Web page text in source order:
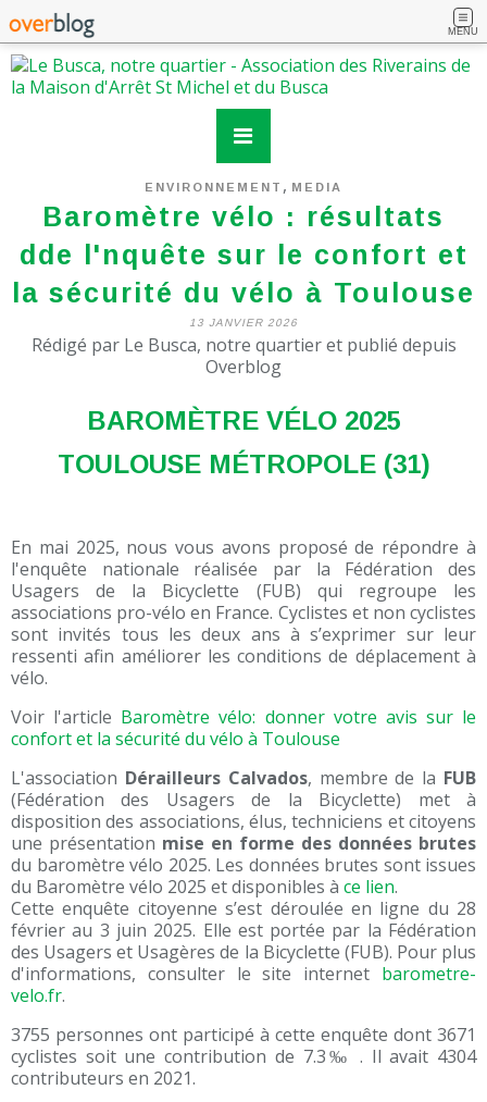
MENU
ENVIRONNEMENT , MEDIA
Baromètre vélo : résultats
dde l'nquête sur le confort et
la sécurité du vélo à Toulouse
13 JANVIER 2026
Rédigé par Le Busca, notre quartier et publié depuis
Overblog
BAROMÈTRE VÉLO 2025
TOULOUSE MÉTROPOLE (31)
En mai 2025, nous vous avons proposé de répondre à
l'enquête nationale réalisée par la Fédération des
Usagers de la Bicyclette (FUB) qui regroupe les
associations pro-vélo en France. Cyclistes et non cyclistes
sont invités tous les deux ans à s’exprimer sur leur
ressenti afin améliorer les conditions de déplacement à
vélo.
Voir l'article Baromètre vélo: donner votre avis sur le
confort et la sécurité du vélo à Toulouse
L'association Dérailleurs Calvados, membre de la FUB
(Fédération des Usagers de la Bicyclette) met à
disposition des associations, élus, techniciens et citoyens
une présentation mise en forme des données brutes
du baromètre vélo 2025. Les données brutes sont issues
du Baromètre vélo 2025 et disponibles à ce lien.
Cette enquête citoyenne s’est déroulée en ligne du 28
février au 3 juin 2025. Elle est portée par la Fédération
des Usagers et Usagères de la Bicyclette (FUB). Pour plus
d'informations, consulter le site internet barometre-
velo.fr.
3755 personnes ont participé à cette enquête dont 3671
cyclistes soit une contribution de 7.3‰ . Il avait 4304
contributeurs en 2021.